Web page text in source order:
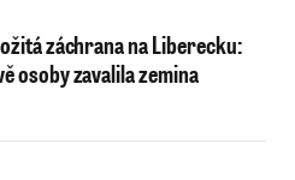
záchrana na Liberecku:
osoby zavalila zemina